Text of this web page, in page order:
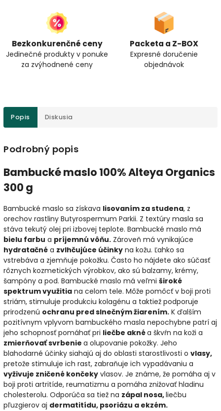
Bezkonkurenčné ceny
Jedinečné produkty v ponuke
za zvýhodnené ceny
Packeta a Z-BOX
Expresné doručenie
objednávok
Popis Diskusia
Podrobný popis
Bambucké maslo 100% Alteya Organics
300 g
Bambucké maslo sa získava lisovaním za studena, z
orechov rastliny Butyrospermum Parkii. Z textúry masla sa
stáva tekutý olej pri izbovej teplote. Bambucké maslo má
bielu farbu a príjemnú vôňu. Zároveň má vynikajúce
hydratačné a zvlhčujúce účinky na kožu. Ľahko sa
vstrebáva a zjemňuje pokožku. Často ho nájdete ako súčasť
rôznych kozmetických výrobkov, ako sú balzamy, krémy,
šampóny a pod. Bambucké maslo má veľmi široké
spektrum využitia na celom tele. Môže pomôcť v boji proti
striám, stimuluje produkciu kolagénu a taktiež podporuje
prirodzenú ochranu pred slnečným žiarením. K ďalším
pozitívnym vplyvom bambuckého masla nepochybne patrí aj
jeho schopnosť pomáhať pri liečbe aknéa škvŕn na koži a
zmierňovať svrbenie a olupovanie pokožky. Jeho
blahodarné účinky siahajú aj do oblasti starostlivosti o vlasy,
pretože stimuluje ich rast, zabraňuje ich vypadávaniu a
vyživuje zničené končeky vlasov. Je známe, že pomáha aj v
boji proti artritíde, reumatizmu a pomáha znižovať hladinu
cholesterolu. Odporúča sa tiež na zápal nosa,liečbu
pľuzgierov aj dermatitídu, psoriázu a ekzém.